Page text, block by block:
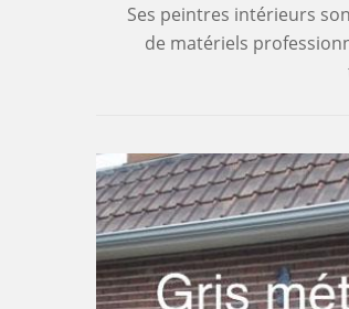
Ses peintres intérieurs
de matériels